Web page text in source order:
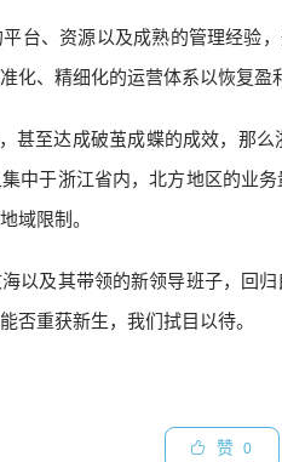
台、资源以及成熟的管理经验
化、精细化的运营体系以恢复盈
甚至达成破茧成蝶的成效，那
中于浙江省内，北方地区的业
域限制。
以及其带领的新领导班子，回
否重获新生，我们拭目以待。
赞 0